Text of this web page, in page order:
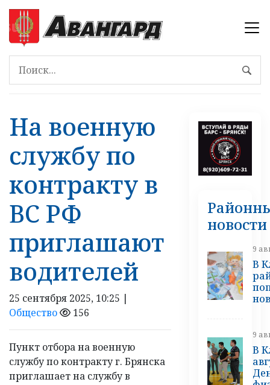
На военную
службу по
контракту в
ВС РФ
приглашают
водителей
25 сентября 2025, 10:25 |
Общество
156
Пункт отбора на военную
службу по контракту г. Брянска
приглашает на службу в
новости
9
В
9
В